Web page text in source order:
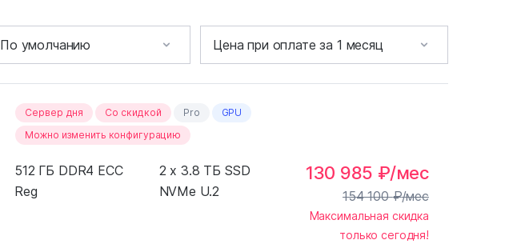
Сервер дня Cо скидкой Pro
GPU
Можно изменить конфигурацию
512 ГБ DDR4 ECC
Reg
2 x 3.8 ТБ SSD
NVMe U.2
130 985 ₽/мес
154 100₽/мес
Максимальная скидка
только сегодня!